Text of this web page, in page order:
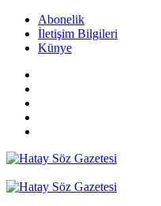
Abonelik
İletişim Bilgileri
Künye